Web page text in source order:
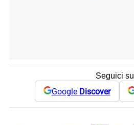
Seguici su
Google Discover